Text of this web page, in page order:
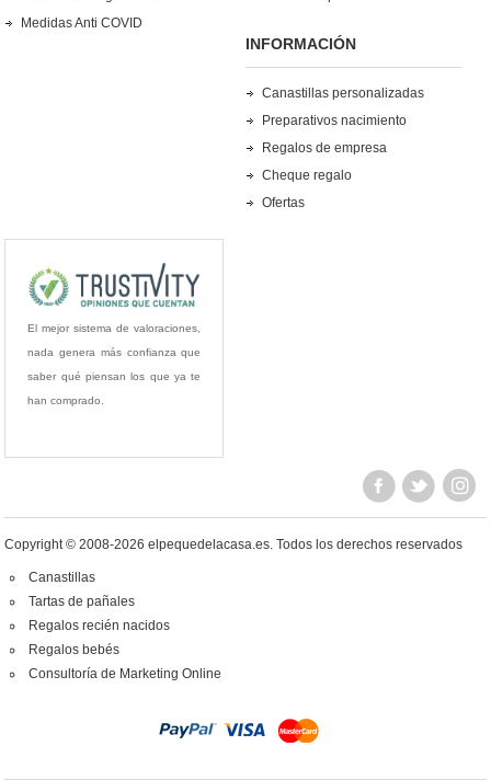
Medidas Anti COVID
INFORMACIÓN
Canastillas personalizadas
Preparativos nacimiento
Regalos de empresa
Cheque regalo
Ofertas
El mejor sistema de valoraciones,
nada genera más confianza que
saber qué piensan los que ya te
han comprado.
Copyright © 2008-2026 elpequedelacasa.es.Todos los derechos reservados
Canastillas
Tartas de pañales
Regalos recién nacidos
Regalos bebés
Consultoría de Marketing Online